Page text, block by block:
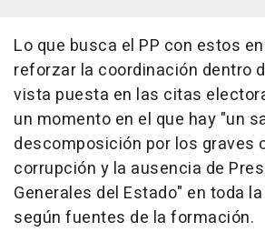
Lo que busca el PP con estos
reforzar la coordinación dentro
vista puesta en las citas
un momento en el que hay "un
descomposición por los graves
corrupción y la ausencia de
Generales del Estado" en toda
según fuentes de la formación.